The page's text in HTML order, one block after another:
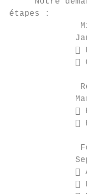
étapes :





